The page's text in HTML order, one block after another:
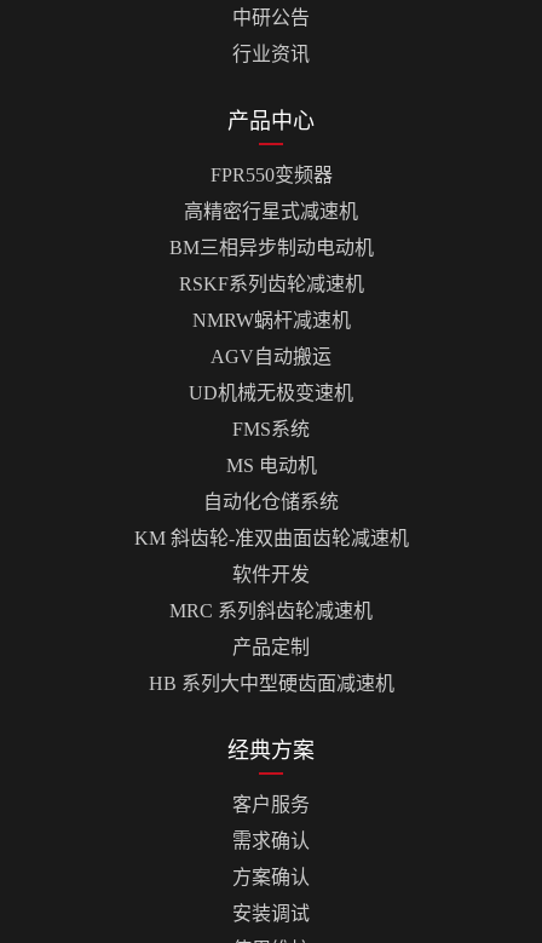
中研公告
行业资讯
产品中心
FPR550变频器
高精密行星式减速机
BM三相异步制动电动机
RSKF系列齿轮减速机
NMRW蜗杆减速机
AGV自动搬运
UD机械无极变速机
FMS系统
MS 电动机
自动化仓储系统
KM 斜齿轮-准双曲面齿轮减速机
软件开发
MRC 系列斜齿轮减速机
产品定制
HB 系列大中型硬齿面减速机
经典方案
客户服务
需求确认
方案确认
安装调试